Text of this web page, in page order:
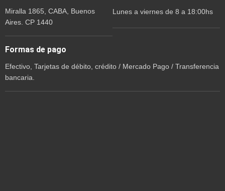
Miralla 1865, CABA, Buenos
Aires. CP 1440
Lunes a viernes de 8 a 18:00hs
Formas de pago
Efectivo, Tarjetas de débito, crédito / Mercado Pago / Transferencia
bancaria.